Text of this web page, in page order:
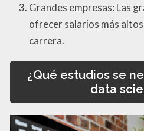
Grandes empresas: Las
ofrecer salarios más
carrera.
¿Qué estudios se
data